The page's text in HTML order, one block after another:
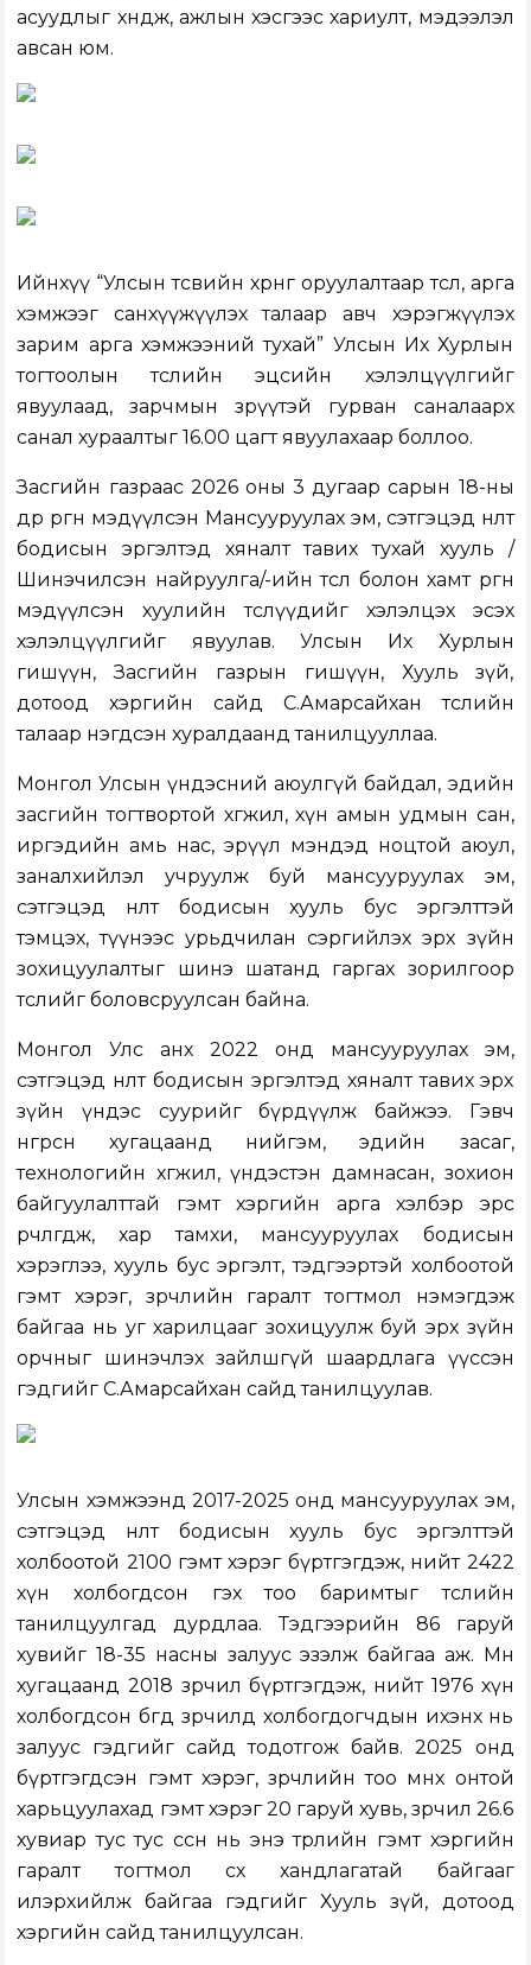
асуудлыг хөндөж, ажлын хэсгээс хариулт, мэдээлэл
авсан юм.
Ийнхүү “Улсын төсвийн хөрөнгө оруулалтаар төсөл, арга
хэмжээг санхүүжүүлэх талаар авч хэрэгжүүлэх
зарим арга хэмжээний тухай” Улсын Их Хурлын
тогтоолын төслийн эцсийн хэлэлцүүлгийг
явуулаад, зарчмын зөрүүтэй гурван саналаарх
санал хураалтыг 16.00 цагт явуулахаар боллоо.
Засгийн газраас 2026 оны 3 дугаар сарын 18-ны
өдөр өргөн мэдүүлсэн Мансууруулах эм, сэтгэцэд нөлөөт
бодисын эргэлтэд хяналт тавих тухай хууль /
Шинэчилсэн найруулга/-ийн төсөл болон хамт өргөн
мэдүүлсэн хуулийн төслүүдийг хэлэлцэх эсэх
хэлэлцүүлгийг явуулав. Улсын Их Хурлын
гишүүн, Засгийн газрын гишүүн, Хууль зүй,
дотоод хэргийн сайд С.Амарсайхан төслийн
талаар нэгдсэн хуралдаанд танилцууллаа.
Монгол Улсын үндэсний аюулгүй байдал, эдийн
засгийн тогтвортой хөгжил, хүн амын удмын сан,
иргэдийн амь нас, эрүүл мэндэд ноцтой аюул,
заналхийлэл учруулж буй мансууруулах эм,
сэтгэцэд нөлөөт бодисын хууль бус эргэлттэй
тэмцэх, түүнээс урьдчилан сэргийлэх эрх зүйн
зохицуулалтыг шинэ шатанд гаргах зорилгоор
төслийг боловсруулсан байна.
Монгол Улс анх 2022 онд мансууруулах эм,
сэтгэцэд нөлөөт бодисын эргэлтэд хяналт тавих эрх
зүйн үндэс суурийг бүрдүүлж байжээ. Гэвч
өнгөрсөн хугацаанд нийгэм, эдийн засаг,
технологийн хөгжил, үндэстэн дамнасан, зохион
байгуулалттай гэмт хэргийн арга хэлбэр эрс
өөрчлөгдөж, хар тамхи, мансууруулах бодисын
хэрэглээ, хууль бус эргэлт, тэдгээртэй холбоотой
гэмт хэрэг, зөрчлийн гаралт тогтмол нэмэгдэж
байгаа нь уг харилцааг зохицуулж буй эрх зүйн
орчныг шинэчлэх зайлшгүй шаардлага үүссэн
гэдгийг С.Амарсайхан сайд танилцуулав.
Улсын хэмжээнд 2017-2025 онд мансууруулах эм,
сэтгэцэд нөлөөт бодисын хууль бус эргэлттэй
холбоотой 2100 гэмт хэрэг бүртгэгдэж, нийт 2422
хүн холбогдсон гэх тоо баримтыг төслийн
танилцуулгад дурдлаа. Тэдгээрийн 86 гаруй
хувийг 18-35 насны залуус эзэлж байгаа аж. Мөн
хугацаанд 2018 зөрчил бүртгэгдэж, нийт 1976 хүн
холбогдсон бөгөөд зөрчилд холбогдогчдын ихэнх нь
залуус гэдгийг сайд тодотгож байв. 2025 онд
бүртгэгдсэн гэмт хэрэг, зөрчлийн тоо өмнөх онтой
харьцуулахад гэмт хэрэг 20 гаруй хувь, зөрчил 26.6
хувиар тус тус өссөн нь энэ төрлийн гэмт хэргийн
гаралт тогтмол өсөх хандлагатай байгааг
илэрхийлж байгаа гэдгийг Хууль зүй, дотоод
хэргийн сайд танилцуулсан.